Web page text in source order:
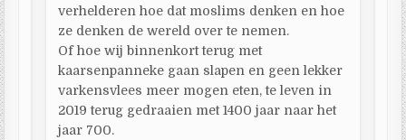
verhelderen hoe dat moslims denken en hoe
ze denken de wereld over te nemen.
Of hoe wij binnenkort terug met
kaarsenpanneke gaan slapen en geen lekker
varkensvlees meer mogen eten, te leven in
2019 terug gedraaien met 1400 jaar naar het
jaar 700.